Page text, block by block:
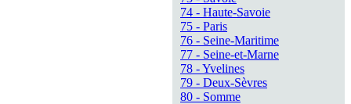
74 - Haute-Savoie
75 - Paris
76 - Seine-Maritime
77 - Seine-et-Marne
78 - Yvelines
79 - Deux-Sèvres
80 - Somme